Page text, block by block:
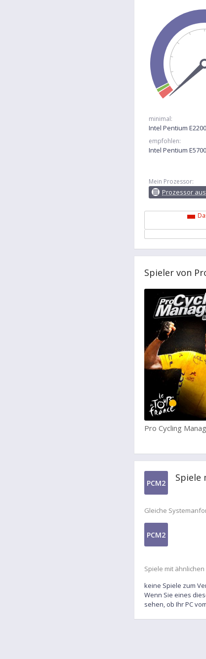
minimal:
Intel Pentium
empfohlen:
Intel Pentium
Mein Prozessor:
Prozessor
Spieler von
Pro Cycling
PCM2 Spiele
Gleiche
PCM2
Spiele mit
keine Spiele zum
Wenn Sie eines
sehen, ob Ihr PC